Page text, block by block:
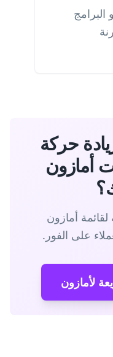
البرامج
حركة
أمازون
أمازون
على الفور.
لأمازون